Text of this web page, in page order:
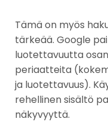
Tämä on myös
tärkeää. Google
luotettavuutta
periaatteita
ja luotettavuus).
rehellinen sisältö
näkyvyyttä.